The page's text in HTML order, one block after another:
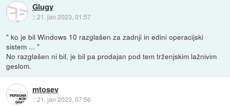
Glugy
::21. jan 2023, 01:57
" ko je bil Windows 10 razglašen za zadnji in edini operacijski
sistem ... "
No razglašen ni bil, je bil pa prodajan pod tem trženjskim lažnivim
geslom.
mtosev
::21. jan 2023, 07:56